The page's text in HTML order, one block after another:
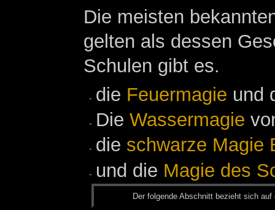
Die meisten
gelten als dessen
Schulen gibt es.
die Feuermagie und
Die Wassermagie
die schwarze Magie
und die Magie des
Der fol­gen­de Ab­schnitt be­zieht sich